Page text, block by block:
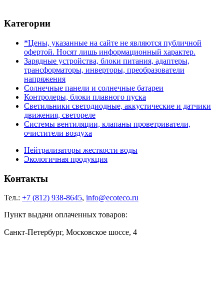
Категории
*Цены, указанные на сайте не являются публичной
офертой. Носят лишь информационный характер.
Зарядные устройства, блоки питания, адаптеры,
трансформаторы, инверторы, преобразователи
напряжения
Солнечные панели и солнечные батареи
Контролеры, блоки плавного пуска
Светильники светодиодные, аккустические и датчики
движения, светореле
Системы вентиляции, клапаны проветриватели,
очистители воздуха
Нейтрализаторы жесткости воды
Экологичная продукция
Контакты
Тел.: +7 (812) 938-8645, info@ecoteco.ru
Пункт выдачи оплаченных товаров:
Санкт-Петербург, Московское шоссе, 4